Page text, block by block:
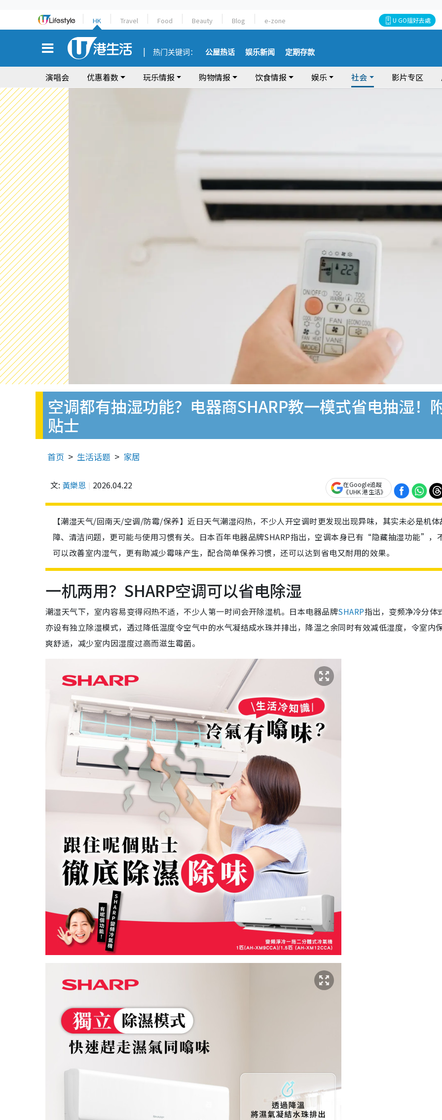
HK Travel Food Beauty Blog e-zone U GO搵好去處
热门关键词： 公屋热话 娱乐新闻 定期存款
演唱会 优惠着数 玩乐情报 购物情报 饮食情报 娱乐 社会 影片专区
空调都有抽湿功能？电器商SHARP教一模式省电抽湿！
贴士
首页 生活话题 家居
文: 黃樂恩 2026.04.22
在Google追蹤
《UHK 港生活》
【潮湿天气/回南天/空调/防霉/保养】近日天气潮湿闷热，不少人开空调时更发现出现异味，其实未必是机体
障、清洁问题，更可能与使用习惯有关。日本百年电器品牌SHARP指出，空调本身已有“隐藏抽湿功能”，
可以改善室内湿气，更有助减少霉味产生，配合简单保养习惯，还可以达到省电又耐用的效果。
一机两用？SHARP空调可以省电除湿
潮湿天气下，室内容易变得闷热不适，不少人第一时间会开除湿机。日本电器品牌SHARP指出，变频净冷分体
亦设有独立除湿模式，透过降低温度令空气中的水气凝结成水珠并排出，降温之余同时有效减低湿度，令室内
爽舒适，减少室内因湿度过高而滋生霉菌。